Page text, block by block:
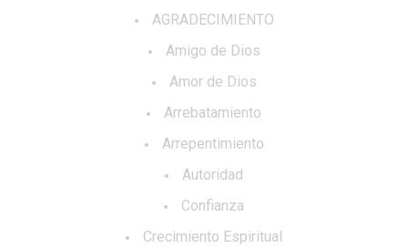
AGRADECIMIENTO
Amigo de Dios
Amor de Dios
Arrebatamiento
Arrepentimiento
Autoridad
Confianza
Crecimiento Espiritual